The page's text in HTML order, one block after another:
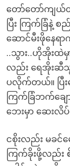
တော်တော်ကျယ်
ပြီး ကြက်ခြံနဲ့
ဆောင်မီးဖိုနေရ
..သွား..ဟိုအိုးထဲမှ
လည်း ရေအိုးဆီသွ
ပလိုက်တယ်။ ပြီးတ
ကြက်ခြံဘက်ချေ
ဘေးမှာ ဆေးလိ
ငစိုးလည်း မခင်
ကြက်ခိုးဖို့လည်း